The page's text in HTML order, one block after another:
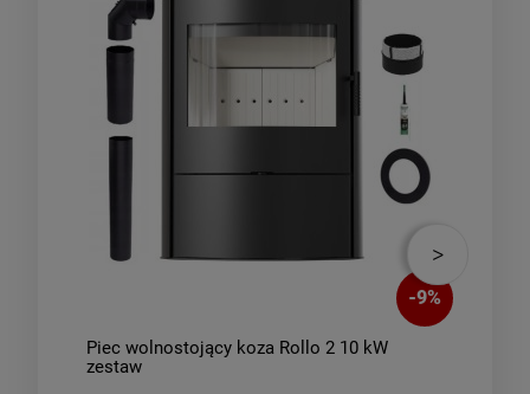
-9%
Piec wolnostojący koza Rollo 2 10 kW
zestaw